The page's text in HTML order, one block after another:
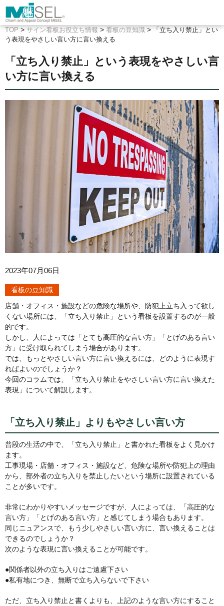
TOP>サイン看板お役立ち情報>看板の豆知識> 「立ち入り禁止」とい
う表現をやさしい言い方に言い換える
「立ち入り禁止」という表現をやさしい言
い方に言い換える
2023年07月06日
看板の豆知識
店舗・オフィス・施設などの危険な場所や、防犯上立ち入って欲し
くない場所には、「立ち入り禁止」という看板を設置するのが一般
的です。
しかし、人によっては「とても高圧的な言い方」「とげのある言い
方」に受け取られてしまう場合があります。
では、もっとやさしい言い方に言い換えるには、どのように表現す
ればよいのでしょうか？
今回のコラムでは、「立ち入り禁止をやさしい言い方に言い換えた
表現」について解説します。
「立ち入り禁止」よりもやさしい言い方
普段の生活の中で、「立ち入り禁止」と書かれた看板をよく見かけ
ます。
工事現場・店舗・オフィス・施設など、危険な場所や防犯上の理由
から、部外者の立ち入りを禁止したいという場所に設置されている
ことが多いです。
非常にわかりやすいメッセージですが、人によっては、「高圧的な
言い方」「とげのある言い方」と感じてしまう場合もあります。
同じニュアンスで、もう少しやさしい言い方に、言い換えることは
できるのでしょうか？
次のような表現に言い換えることが可能です。
●関係者以外の立ち入りはご遠慮下さい
●私有地につき、無断で立ち入らないで下さい
ただ、立ち入り禁止と書くよりも、上記のような言い方にすること